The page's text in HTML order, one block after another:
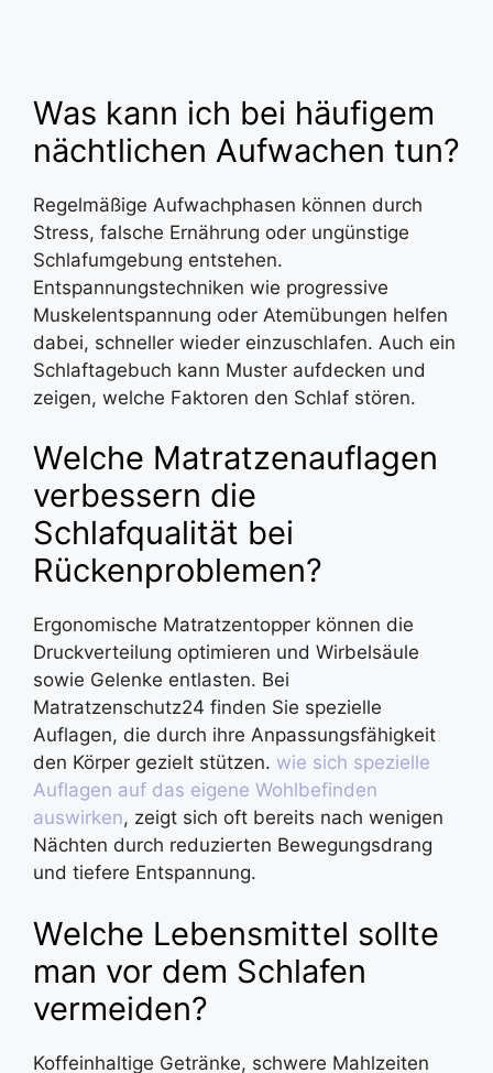
Was kann ich bei häufigem
nächtlichen Aufwachen tun?
Regelmäßige Aufwachphasen können durch
Stress, falsche Ernährung oder ungünstige
Schlafumgebung entstehen.
Entspannungstechniken wie progressive
Muskelentspannung oder Atemübungen helfen
dabei, schneller wieder einzuschlafen. Auch ein
Schlaftagebuch kann Muster aufdecken und
zeigen, welche Faktoren den Schlaf stören.
Welche Matratzenauflagen
verbessern die
Schlafqualität bei
Rückenproblemen?
Ergonomische Matratzentopper können die
Druckverteilung optimieren und Wirbelsäule
sowie Gelenke entlasten. Bei
Matratzenschutz24 finden Sie spezielle
Auflagen, die durch ihre Anpassungsfähigkeit
den Körper gezielt stützen. wie sich spezielle
Auflagen auf das eigene Wohlbefinden
auswirken, zeigt sich oft bereits nach wenigen
Nächten durch reduzierten Bewegungsdrang
und tiefere Entspannung.
Welche Lebensmittel sollte
man vor dem Schlafen
vermeiden?
Koffeinhaltige Getränke, schwere Mahlzeiten